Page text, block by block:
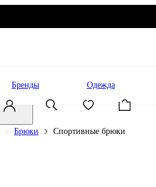
Бренды Одежда
Брюки Спортивные брюки